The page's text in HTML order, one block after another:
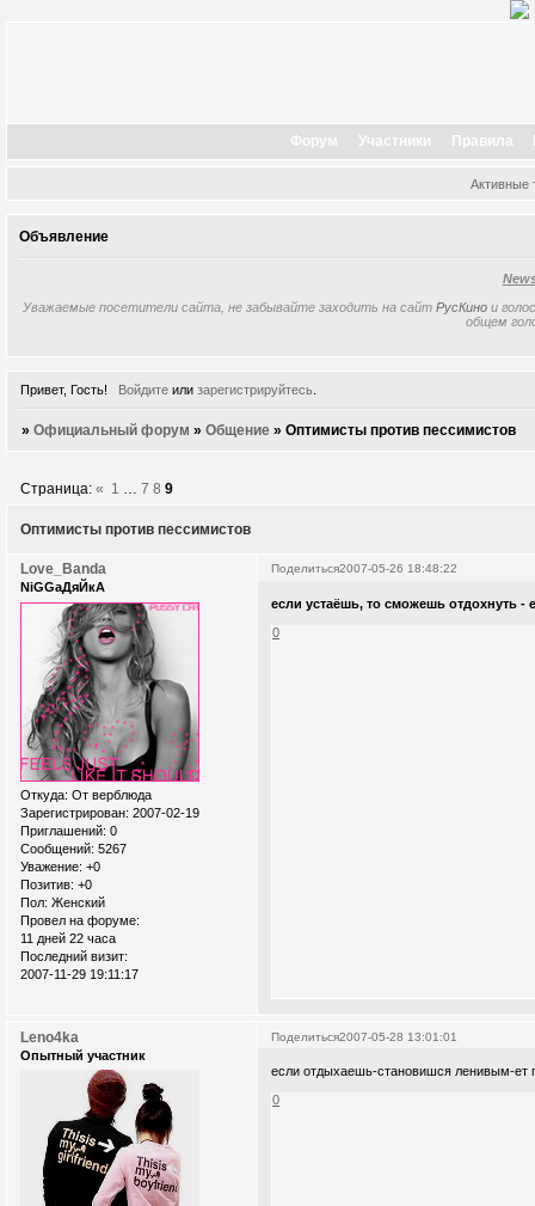
Форум Участники Правила
Активные
Объявление
Уважаемые посетители сайта, не забывайте заходить на сайт РусКино и
общем
Привет, Гость! Войдитеили зарегистрируйтесь.
»Официальный форум »Общение »Оптимисты против пессимистов
Оптимисты против пессимистов
Страница:« 1 … 7 8 9
Поделиться2007-05-26 18:48:22
Love_Banda
NiGGaДяЙкА
Откуда: От верблюда
Зарегистрирован: 2007-02-19
Приглашений: 0
Сообщений: 5267
Уважение: +0
Позитив: +0
Пол: Женский
Провел на форуме:
11 дней 22 часа
Последний визит:
2007-11-29 19:11:17
если устаёшь, то сможешь отдохнуть -
0
Поделиться2007-05-28 13:01:01
Leno4ka
Опытный участник
если отдыхаешь-становишся ленивым-ет
0